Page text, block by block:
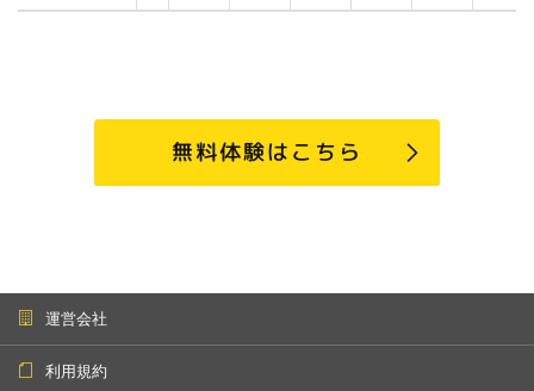
無料体験はこちら
運営会社
利用規約